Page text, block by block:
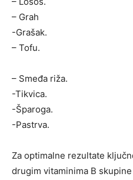
– Grah
-Grašak.
– Tofu.
– Smeđa riža.
-Tikvica.
-Šparoga.
-Pastrva.
Za optimalne rezultate
drugim vitaminima B